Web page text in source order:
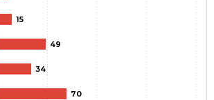
15
49
34
70